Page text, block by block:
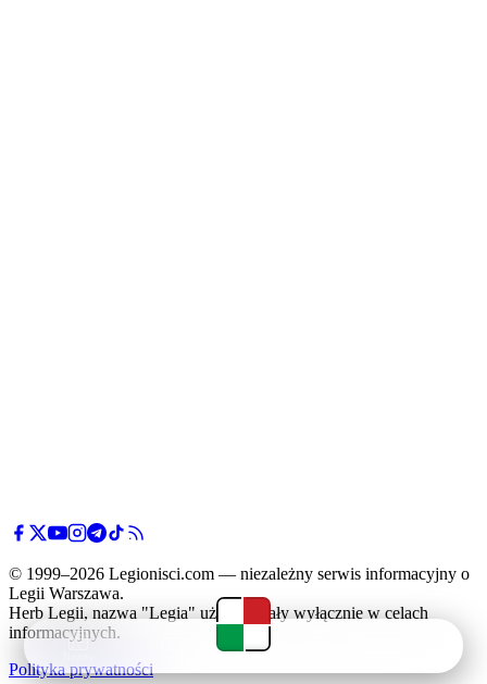
© 1999–2026 Legionisci.com — niezależny serwis informacyjny o
Legii Warszawa.
Herb Legii, nazwa "Legia" użyte zostały wyłącznie w celach
informacyjnych.
Polityka prywatności